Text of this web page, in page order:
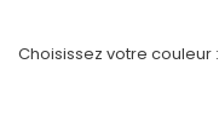
Choisissez votre couleur :